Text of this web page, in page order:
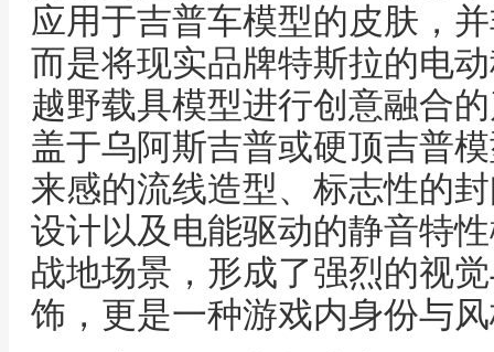
应用于吉普车模型的皮肤，
而是将现实品牌特斯拉的电
越野载具模型进行创意融合
盖于乌阿斯吉普或硬顶吉普
来感的流线造型、标志性的
设计以及电能驱动的静音特
战地场景，形成了强烈的视
饰，更是一种游戏内身份与